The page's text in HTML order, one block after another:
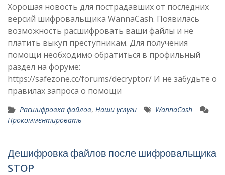
Хорошая новость для пострадавших от последних
версий шифровальщика WannaCash. Появилась
возможность расшифровать ваши файлы и не
платить выкуп преступникам. Для получения
помощи необходимо обратиться в профильный
раздел на форуме:
https://safezone.cc/forums/decryptor/ И не забудьте о
правилах запроса о помощи
Расшифровка файлов, Наши услуги
WannaCash
Прокомментировать
Дешифровка файлов после шифровальщика
STOP